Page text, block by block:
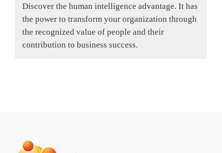
Discover the human intelligence advantage. It has
the power to transform your organization through
the recognized value of people and their
contribution to business success.